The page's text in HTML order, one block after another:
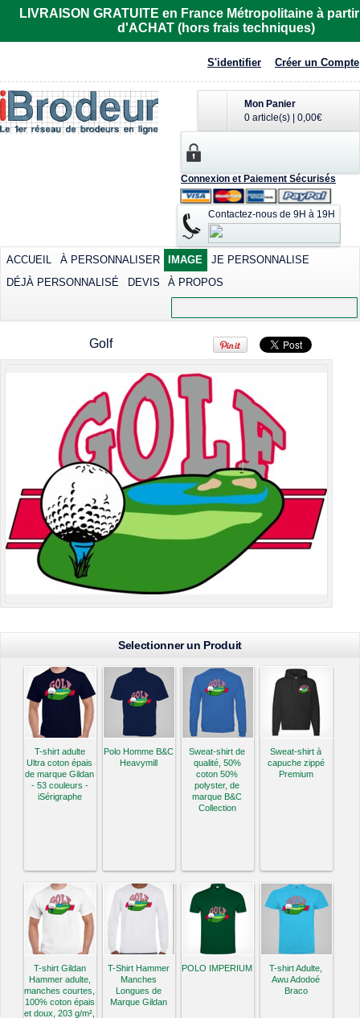
LIVRAISON GRATUITE en France Métropolitaine à
d'ACHAT (hors frais techniques)
S'identifier Créer un Compte
Mon Panier
0 article(s)
0,00€
Connexion et Paiement Sécurisés
Contactez-nous de 9H à 19H
ACCUEIL À PERSONNALISER IMAGE
JE PERSONNALISE
DÉJÀ PERSONNALISÉ
DEVIS À PROPOS
Golf
Imprimer dès
23,87€*
Sérigraphier dès
Transférer dès
view all customizable products
Selectionner un Produit
T-shirt adulte
Ultra coton épais
de marque Gildan
- 53 couleurs -
iSérigraphe
Polo Homme B&C
Heavymill
Sweat-shirt de
qualité, 50%
coton 50%
polyster, de
marque B&C
Collection
Sweat-shirt à
capuche zippé
Premium
T-shirt Gildan
Hammer adulte,
manches courtes,
100% coton épais
et doux, 203 g/m²,
T-Shirt Hammer
Manches
Longues de
Marque Gildan
POLO IMPERIUM
T-shirt Adulte,
Awu Adodoé
Braco